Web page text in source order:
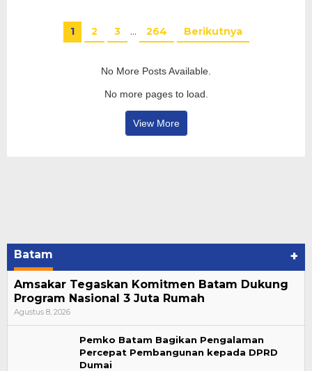
1 2 3 … 264 Berikutnya
No More Posts Available.
No more pages to load.
View More
Batam +
Amsakar Tegaskan Komitmen Batam Dukung
Program Nasional 3 Juta Rumah
Agustus 8, 2026
Pemko Batam Bagikan Pengalaman
Percepat Pembangunan kepada DPRD
Dumai